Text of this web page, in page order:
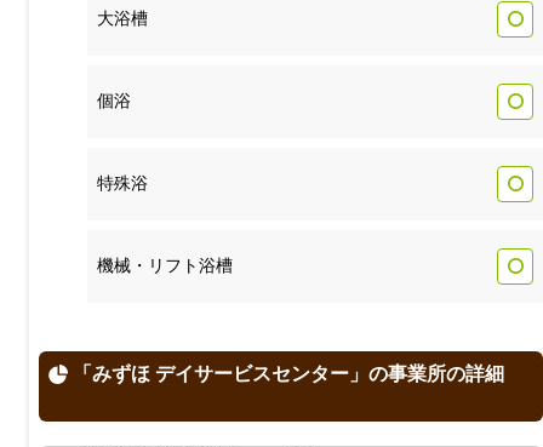
大浴槽
個浴
特殊浴
機械・リフト浴槽
「みずほ デイサービスセンター」の事業所の詳細